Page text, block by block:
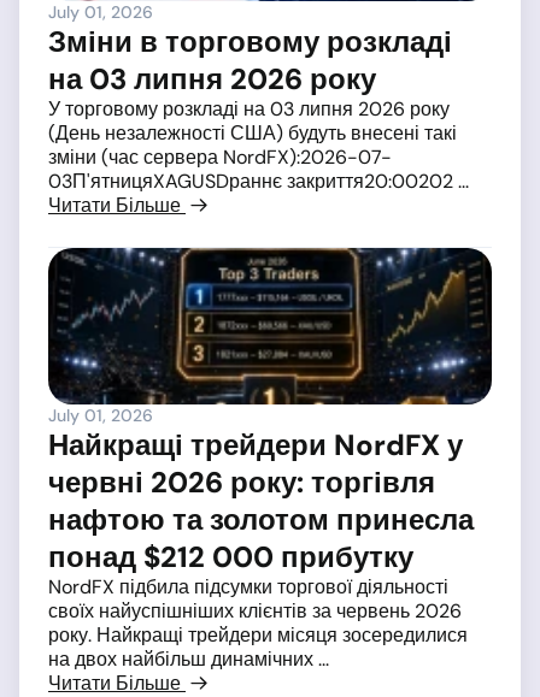
July 01, 2026
Зміни в торговому розкладі
на 03 липня 2026 року
У торговому розкладі на 03 липня 2026 року
(День незалежності США) будуть внесені такі
зміни (час сервера NordFX):2026-07-
03П'ятницяXAGUSDраннє закриття20:00202 ...
Читати Більше
July 01, 2026
Найкращі трейдери NordFX у
червні 2026 року: торгівля
нафтою та золотом принесла
понад $212 000 прибутку
NordFX підбила підсумки торгової діяльності
своїх найуспішніших клієнтів за червень 2026
року. Найкращі трейдери місяця зосередилися
на двох найбільш динамічних ...
Читати Більше